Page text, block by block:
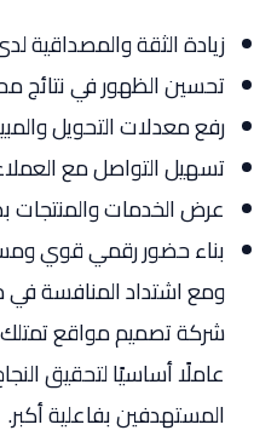
زيادة الثقة والمصداقية
تحسين الظهور في نتائج
رفع معدلات التحويل
تسهيل التواصل مع
عرض الخدمات والمنتجات
بناء حضور رقمي قوي
ومع اشتداد المنافسة في
شركة تصميم مواقع تمتلك
عاملًا أساسيًا لتحقيق
المستهدفين بفاعلية أكبر.